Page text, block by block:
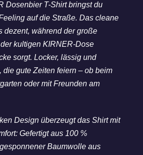
Dosenbier T-Shirt bringst du
auf die Straße. Das cleane
dezent, während der große
kultigen KIRNER-Dose
sorgt. Locker, lässig und
die gute Zeiten feiern – ob beim
oder mit Freunden am
Design überzeugt das Shirt mit
Gefertigt aus 100 %
Baumwolle aus